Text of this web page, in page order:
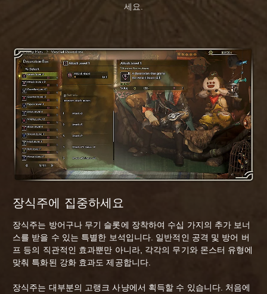
세요.
장식주에 집중하세요
장식주는 방어구나 무기 슬롯에 장착하여 수십 가지의 추가 보너
스를 받을 수 있는 특별한 보석입니다. 일반적인 공격 및 방어 버
프 등의 직관적인 효과뿐만 아니라, 각각의 무기와 몬스터 유형에
맞춰 특화된 강화 효과도 제공합니다.
장식주는 대부분의 고랭크 사냥에서 획득할 수 있습니다. 처음에